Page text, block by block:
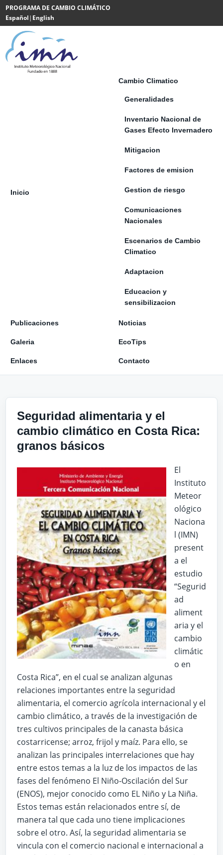
Saltar al contenido
PROGRAMA DE CAMBIO CLIMÁTICO
Español| English
Powered
by
Translate
Inicio
Cambio Climatico
Generalidades
Inventario Nacional de
Gases Efecto Invernadero
Mitigacion
Factores de emision
Gestion de riesgo
Comunicaciones
Nacionales
Escenarios de Cambio
Climatico
Adaptacion
Educacion y
sensibilizacion
Publicaciones Noticias
Galeria EcoTips
Enlaces Contacto
Seguridad alimentaria y el
cambio climático en Costa Rica:
granos básicos
El
Instituto
Meteor
ológico
Naciona
l (IMN)
present
a el
estudio
“Segurid
ad
aliment
aria y el
cambio
climátic
o en
Costa Rica”, en el cual se analizan algunas
relaciones importantes entre la seguridad
alimentaria, el comercio agrícola internacional y el
cambio climático, a través de la investigación de
tres cultivos principales de la canasta básica
costarricense; arroz, frijol y maíz. Para ello, se
analizan las principales interrelaciones que hay
entre estos temas a la luz de los impactos de las
fases del fenómeno El Niño-Oscilación del Sur
(ENOS), mejor conocido como EL Niño y La Niña.
Estos temas están relacionados entre sí, de
manera tal que cada uno tiene implicaciones
sobre el otro. Así, la seguridad alimentaria se
vincula con el comercio nacional e internacional a